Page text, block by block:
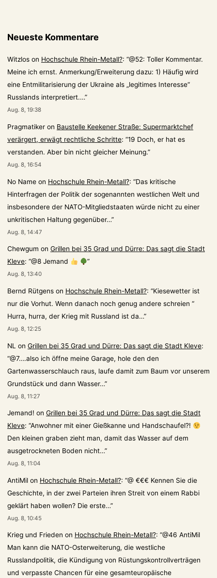
Neueste Kommentare
Witzlos on Hochschule Rhein-Metall?: “@52: Toller Kommentar.
Meine ich ernst. Anmerkung/Erweiterung dazu: 1) Häufig wird
eine Entmilitarisierung der Ukraine als „legitimes Interesse“
Russlands interpretiert.…”
Aug. 8, 19:38
Pragmatiker on Baustelle Keekener Straße: Supermarktchef
verärgert, erwägt rechtliche Schritte: “19 Doch, er hat es
verstanden. Aber bin nicht gleicher Meinung.”
Aug. 8, 16:54
No Name on Hochschule Rhein-Metall?: “Das kritische
Hinterfragen der Politik der sogenannten westlichen Welt und
insbesondere der NATO-Mitgliedstaaten würde nicht zu einer
unkritischen Haltung gegenüber…”
Aug. 8, 14:47
Chewgum on Grillen bei 35 Grad und Dürre: Das sagt die Stadt
Kleve: “@8 Jemand ”
Aug. 8, 13:40
Bernd Rütgens on Hochschule Rhein-Metall?: “Kiesewetter ist
nur die Vorhut. Wenn danach noch genug andere schreien “
Hurra, hurra, der Krieg mit Russland ist da…”
Aug. 8, 12:25
NL on Grillen bei 35 Grad und Dürre: Das sagt die Stadt Kleve:
“@7….also ich öffne meine Garage, hole den den
Gartenwasserschlauch raus, laufe damit zum Baum vor unserem
Grundstück und dann Wasser…”
Aug. 8, 11:27
Jemand! on Grillen bei 35 Grad und Dürre: Das sagt die Stadt
Kleve: “Anwohner mit einer Gießkanne und Handschaufel?!
Den kleinen graben zieht man, damit das Wasser auf dem
ausgetrockneten Boden nicht…”
Aug. 8, 11:04
AntiMil on Hochschule Rhein-Metall?: “@ €€€ Kennen Sie die
Geschichte, in der zwei Parteien ihren Streit von einem Rabbi
geklärt haben wollen? Die erste…”
Aug. 8, 10:45
Krieg und Frieden on Hochschule Rhein-Metall?: “@46 AntiMil
Man kann die NATO-Osterweiterung, die westliche
Russlandpolitik, die Kündigung von Rüstungskontrollverträgen
und verpasste Chancen für eine gesamteuropäische